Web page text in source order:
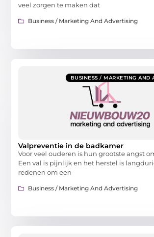
veel zorgen te maken dat
Business / Marketing And Advertising
BUSINESS / MARKETING AND
Valpreventie in de badkamer
Voor veel ouderen is hun grootste angst
Een val is pijnlijk en het herstel is
redenen om een
Business / Marketing And Advertising